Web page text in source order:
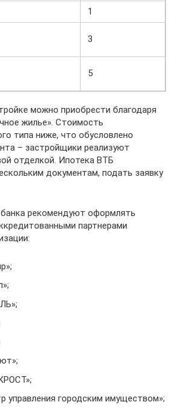
1
3
5
можно приобрести благодаря
жилье». Стоимость
типа ниже, что обусловлено
– застройщики реализуют
отделкой. Ипотека ВТБ
документам, подать заявку
рекомендуют оформлять
партнерами
управления городским имуществом»;